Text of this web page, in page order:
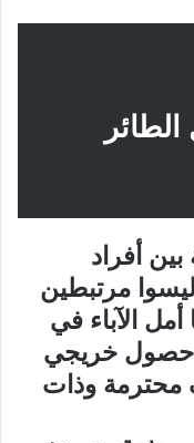
أفراد
مرتبطين
الآباء في
حصول خريجي
محترمة وذات